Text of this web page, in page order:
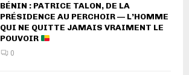
BÉNIN : PATRICE TALON, DE LA
PRÉSIDENCE AU PERCHOIR — L’HOMME
QUI NE QUITTE JAMAIS VRAIMENT LE
POUVOIR
0